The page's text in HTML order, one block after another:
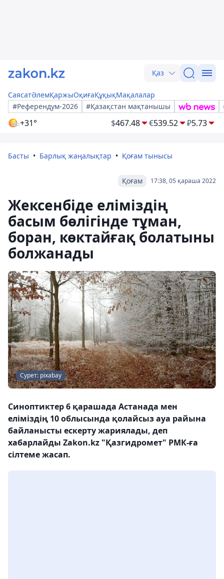
Қаз
СаясатӘлемҚаржыОқиғаҚұқықМақалалар
#Референдум-2026
#Қазақстан мақтанышы
+31° $467.48 €539.52 ₽5.73
Басты Барлық жаңалықтар Қоғам тынысы
17:38, 05 қараша 2022
Қоғам
Жексенбіде еліміздің
басым бөлігінде тұман,
боран, көктайғақ болатыны
болжанады
Сурет: pixabay
Синоптиктер 6 қарашада Астанада мен
еліміздің 10 облысында қолайсыз ауа райына
байланысты ескерту жариялады, деп
хабарлайды Zakon.kz "Қазгидромет" РМК-ға
сілтеме жасап.